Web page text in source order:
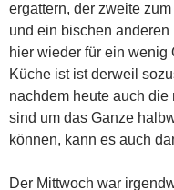
ergattern, der zweite
und ein bischen
hier wieder für ein wenig
Küche ist ist derweil
nachdem heute auch
sind um das Ganze
können, kann es auch
Der Mittwoch war